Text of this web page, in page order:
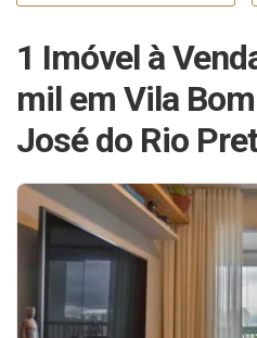
1 Imóvel à
mil em Vila
José do Rio